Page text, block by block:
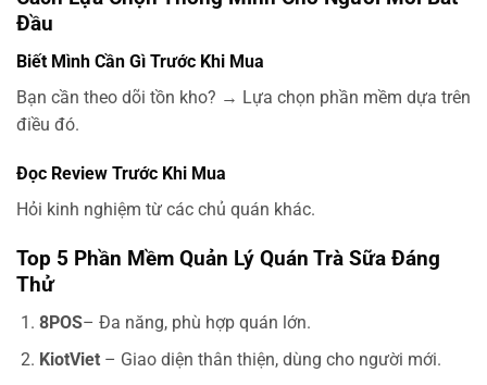
Đầu
Biết Mình Cần Gì Trước Khi Mua
Bạn cần theo dõi tồn kho? → Lựa chọn phần mềm dựa trên
điều đó.
Đọc Review Trước Khi Mua
Hỏi kinh nghiệm từ các chủ quán khác.
Top 5 Phần Mềm Quản Lý Quán Trà Sữa Đáng
Thử
8POS– Đa năng, phù hợp quán lớn.
KiotViet– Giao diện thân thiện, dùng cho người mới.